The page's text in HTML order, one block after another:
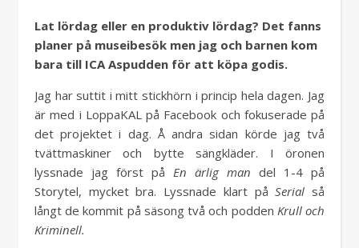
Lat lördag eller en produktiv lördag? Det fanns
planer på museibesök men jag och barnen kom
bara till ICA Aspudden för att köpa godis.
Jag har suttit i mitt stickhörn i princip hela dagen. Jag
är med i LoppaKAL på Facebook och fokuserade på
det projektet i dag. Å andra sidan körde jag två
tvättmaskiner och bytte sängkläder. I öronen
lyssnade jag först på En ärlig man del 1-4 på
Storytel, mycket bra. Lyssnade klart påSerial så
långt de kommit på säsong två och podden Krull och
Kriminell.